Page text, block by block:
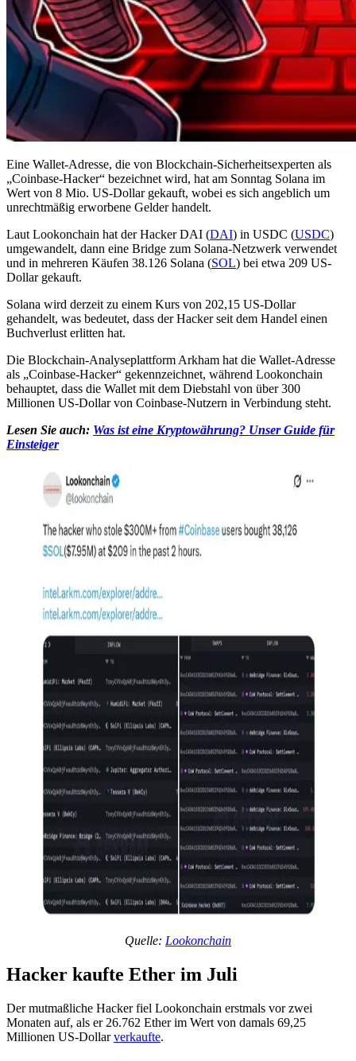
Eine Wallet-Adresse, die von Blockchain-Sicherheitsexperten als
„Coinbase-Hacker“ bezeichnet wird, hat am Sonntag Solana im
Wert von 8 Mio. US-Dollar gekauft, wobei es sich angeblich um
unrechtmäßig erworbene Gelder handelt.
Laut Lookonchain hat der Hacker DAI (DAI) in USDC (USDC)
umgewandelt, dann eine Bridge zum Solana-Netzwerk verwendet
und in mehreren Käufen 38.126 Solana (SOL) bei etwa 209 US-
Dollar gekauft.
Solana wird derzeit zu einem Kurs von 202,15 US-Dollar
gehandelt, was bedeutet, dass der Hacker seit dem Handel einen
Buchverlust erlitten hat.
Die Blockchain-Analyseplattform Arkham hat die Wallet-Adresse
als „Coinbase-Hacker“ gekennzeichnet, während Lookonchain
behauptet, dass die Wallet mit dem Diebstahl von über 300
Millionen US-Dollar von Coinbase-Nutzern in Verbindung steht.
Lesen Sie auch: Was ist eine Kryptowährung? Unser Guide für
Einsteiger
Quelle: Lookonchain
Hacker kaufte Ether im Juli
Der mutmaßliche Hacker fiel Lookonchain erstmals vor zwei
Monaten auf, als er 26.762 Ether im Wert von damals 69,25
Millionen US-Dollarverkaufte.